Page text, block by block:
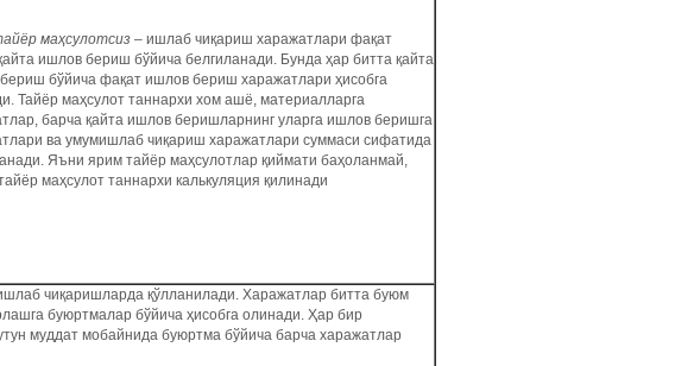
маҳсулотсиз – ишлаб чиқариш харажатлари фақат
қайта ишлов бериш бўйича белгиланади. Бунда ҳар битта қайта
бўйича фақат ишлов бериш харажатлари ҳисобга
Тайёр маҳсулот таннархи хом ашё, материалларга
барча қайта ишлов беришларнинг уларга ишлов беришга
ва умумишлаб чиқариш харажатлари суммаси сифатида
Яъни ярим тайёр маҳсулотлар қиймати баҳоланмай,
маҳсулот таннархи калькуляция қилинади
чиқаришларда қўлланилади. Харажатлар битта буюм
буюртмалар бўйича ҳисобга олинади. Ҳар бир
муддат мобайнида буюртма бўйича барча харажатлар